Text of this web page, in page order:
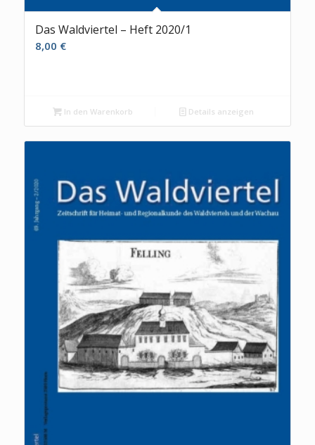
Das Waldviertel – Heft 2020/1
8,00 €
In den Warenkorb Details anzeigen